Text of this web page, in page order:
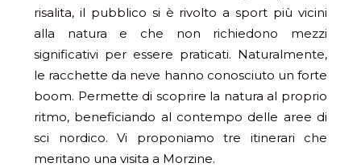
risalita, il pubblico si è rivolto a sport più vicini
alla natura e che non richiedono mezzi
significativi per essere praticati. Naturalmente,
le racchette da neve hanno conosciuto un forte
boom. Permette di scoprire la natura al proprio
ritmo, beneficiando al contempo delle aree di
sci nordico. Vi proponiamo tre itinerari che
meritano una visita a Morzine.